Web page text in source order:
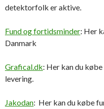
detektorfolk er aktive.
Fund og fortidsminder: Her
Danmark
Grafical.dk: Her kan du
levering.
Jakodan: Her kan du købe